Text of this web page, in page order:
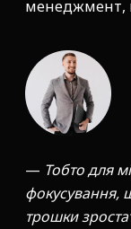
менеджмент,
— Тобто для
фокусування,
трошки